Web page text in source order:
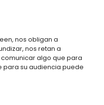
nos obligan a
nos retan a
algo que para
para su audiencia puede